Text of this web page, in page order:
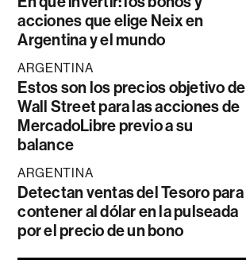
acciones que elige Neix en
Argentina y el mundo
ARGENTINA
Estos son los precios objetivo de
Wall Street para las acciones de
MercadoLibre previo a su
balance
ARGENTINA
Detectan ventas del Tesoro para
contener al dólar en la pulseada
por el precio de un bono